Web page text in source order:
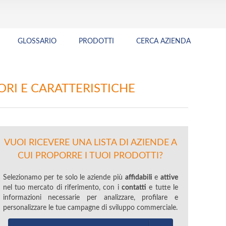
GLOSSARIO PRODOTTI CERCA AZIENDA
E CARATTERISTICHE
VUOI RICEVERE UNA LISTA DI AZIENDE A
CUI PROPORRE I TUOI PRODOTTI?
Selezionamo per te solo le aziende più affidabili e attive
nel tuo mercato di riferimento, con icontatti e tutte le
informazioni necessarie per analizzare, profilare e
personalizzare le tue campagne di sviluppo commerciale.